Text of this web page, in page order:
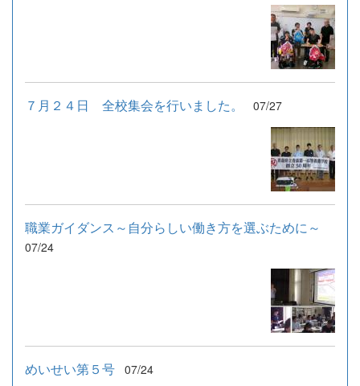
７月２４日 全校集会を行いました。 07/27
職業ガイダンス～自分らしい働き方を選ぶために～
07/24
めいせい第５号 07/24